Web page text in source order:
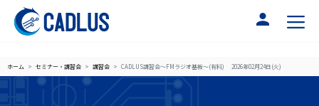
ホーム セミナー・講習会 講習会 CADLUS講習会～FMラジオ基板～(有料) 2026年02月24日(火)